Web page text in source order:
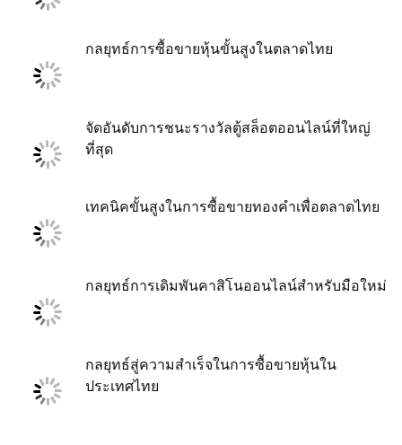
กลยุทธ์การซื้อขายหุ้นขั้นสูงในตลาดไทย
จัดอันดับการชนะรางวัลตู้สล็อตออนไลน์ที่ใหญ่
ที่สุด
เทคนิคขั้นสูงในการซื้อขายทองคำเพื่อตลาดไทย
กลยุทธ์การเดิมพันคาสิโนออนไลน์สำหรับมือใหม่
กลยุทธ์สู่ความสำเร็จในการซื้อขายหุ้นใน
ประเทศไทย